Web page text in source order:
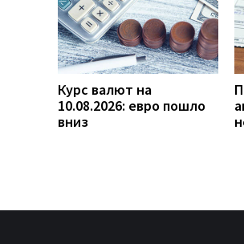
Курс валют на
10.08.2026: евро пошло
вниз